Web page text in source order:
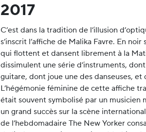
2017
C’est dans la tradition de l’illusion
s’inscrit l’affiche de Malika Favre. En
qui flottent et dansent librement à la
dissimulent une série d’instruments,
guitare, dont joue une des danseuses, et
L’hégémonie féminine de cette affiche
était souvent symbolisé par un musicien
un grand succès sur la scène
de l’hebdomadaire The New Yorker